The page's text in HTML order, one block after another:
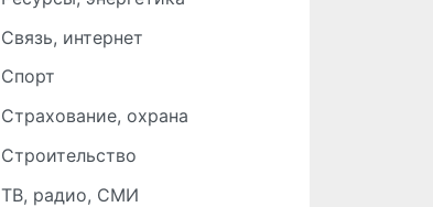
Связь, интернет
Спорт
Страхование, охрана
Строительство
ТВ, радио, СМИ